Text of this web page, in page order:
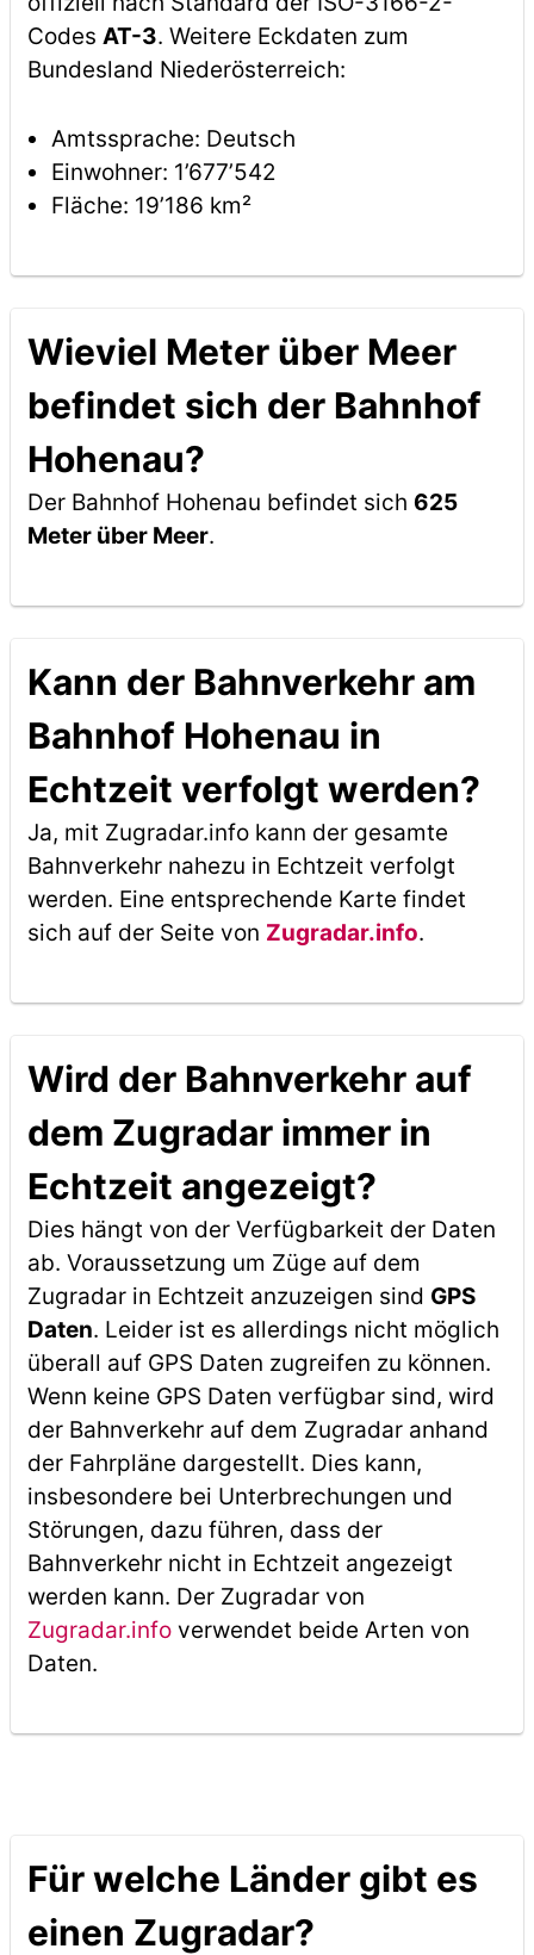
Codes AT-3. Weitere Eckdaten zum
Bundesland Niederösterreich:
Amtssprache: Deutsch
Einwohner: 1’677’542
Fläche: 19’186 km²
Wieviel Meter über Meer
befindet sich der Bahnhof
Hohenau?
Der Bahnhof Hohenau befindet sich 625
Meter über Meer.
Kann der Bahnverkehr am
Bahnhof Hohenau in
Echtzeit verfolgt werden?
Ja, mit Zugradar.info kann der gesamte
Bahnverkehr nahezu in Echtzeit verfolgt
werden. Eine entsprechende Karte findet
sich auf der Seite von Zugradar.info.
Wird der Bahnverkehr auf
dem Zugradar immer in
Echtzeit angezeigt?
Dies hängt von der Verfügbarkeit der Daten
ab. Voraussetzung um Züge auf dem
Zugradar in Echtzeit anzuzeigen sind GPS
Daten. Leider ist es allerdings nicht möglich
überall auf GPS Daten zugreifen zu können.
Wenn keine GPS Daten verfügbar sind, wird
der Bahnverkehr auf dem Zugradar anhand
der Fahrpläne dargestellt. Dies kann,
insbesondere bei Unterbrechungen und
Störungen, dazu führen, dass der
Bahnverkehr nicht in Echtzeit angezeigt
werden kann. Der Zugradar von
Zugradar.infoverwendet beide Arten von
Daten.
Für welche Länder gibt es
einen Zugradar?